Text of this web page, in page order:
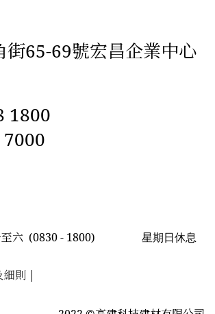
街65-69號宏昌企業中心
1800
六 (0830 - 1800) 星期日休息
細則 |